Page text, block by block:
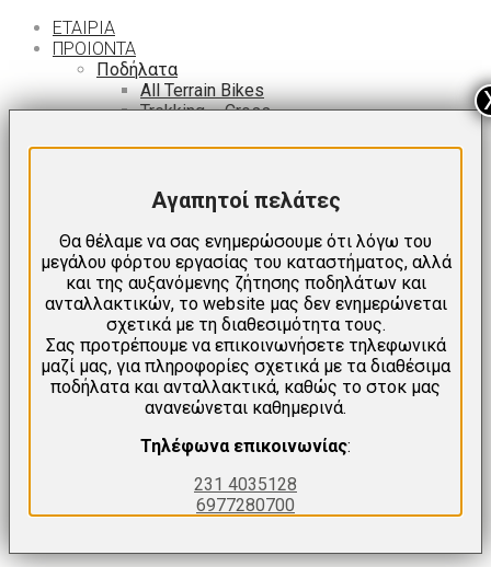
ΕΤΑΙΡΙΑ
ΠΡΟΙΟΝΤΑ
Ποδήλατα
All Terrain Bikes
Trekking – Cross
Βουνού – MTB Hardtail
Αναδιπλούμενα (Σπαστά)
Fat Bikes
Δρόμου
ΒΜΧ
Παιδικά
Ισορροπίας
Ηλεκτρικά
Προσφορές
Εταιρίες
ΣΥΝΕΡΓΕΙΟ
Αγαπητοί πελάτες
Θα θέλαμε να σας ενημερώσουμε ότι λόγω του
μεγάλου φόρτου εργασίας του καταστήματος, αλλά
και της αυξανόμενης ζήτησης ποδηλάτων και
ανταλλακτικών, το website μας δεν ενημερώνεται
σχετικά με τη διαθεσιμότητα τους.
Σας προτρέπουμε να επικοινωνήσετε τηλεφωνικά
μαζί μας, για πληροφορίες σχετικά με τα διαθέσιμα
ποδήλατα και ανταλλακτικά, καθώς το στοκ μας
ανανεώνεται καθημερινά.
Τηλέφωνα επικοινωνίας:
231 4035128
6977280700